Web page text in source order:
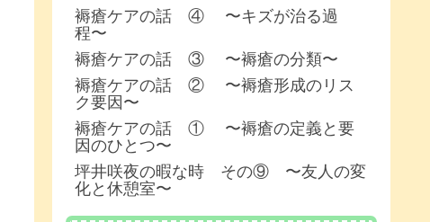
褥瘡ケアの話 ④ 〜キズが治る過
程〜
褥瘡ケアの話 ③ 〜褥瘡の分類〜
褥瘡ケアの話 ② 〜褥瘡形成のリス
ク要因〜
褥瘡ケアの話 ① 〜褥瘡の定義と要
因のひとつ〜
坪井咲夜の暇な時 その⑨ 〜友人の変
化と休憩室〜